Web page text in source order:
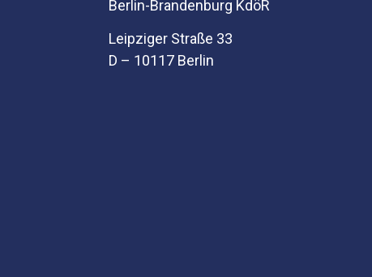
Berlin-Brandenburg KdöR
Leipziger Straße 33
D – 10117 Berlin